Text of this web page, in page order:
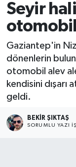
Seyir
otomobil
Gaziantep'in
dönenlerin
otomobil alev
kendisini dışarı
geldi.
BEKIR ŞIKTAŞ
SORUMLU YAZI
Son Dakika
Haber Arşivi